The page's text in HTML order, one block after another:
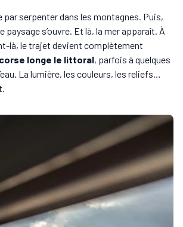
par serpenter dans les montagnes. Puis,
paysage s’ouvre. Et là, la mer apparaît. À
là, le trajet devient complètement
longe le littoral, parfois à quelques
La lumière, les couleurs, les reliefs…